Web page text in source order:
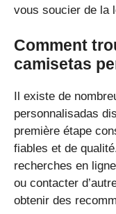
vous soucier de la
Comment
camisetas
Il existe de
personnalisadas
première étape
fiables et de
recherches en
ou contacter
obtenir des